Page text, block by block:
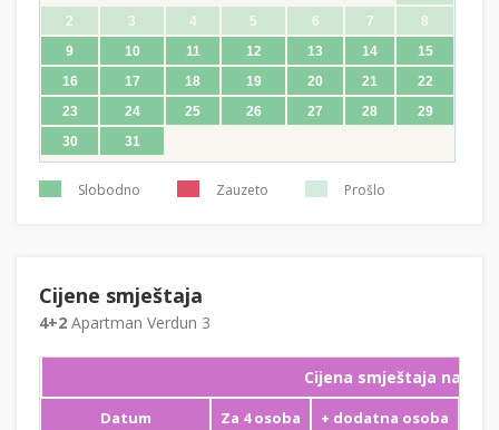
2
3 4 5 6 7
8
9
10 11 12 13 14
15
16
17 18 19 20 21
22
23
24 25 26 27 28
29
30
31
Slobodno Zauzeto Prošlo
Cijene smještaja
4+2 Apartman Verdun 3
Cijena smještaja na noć
Datum Za 4 osoba + dodatna osoba